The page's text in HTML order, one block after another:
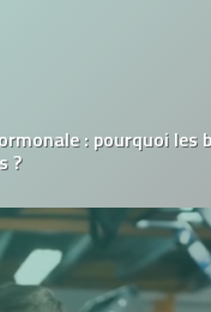
: pourquoi les
?